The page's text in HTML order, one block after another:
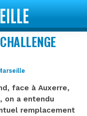
face à Auxerre,
on a entendu
remplacement